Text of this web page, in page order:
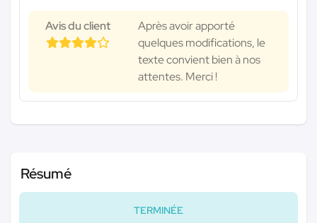
Avis du client
Après avoir apporté
quelques modifications, le
texte convient bien à nos
attentes. Merci !
Résumé
TERMINÉE